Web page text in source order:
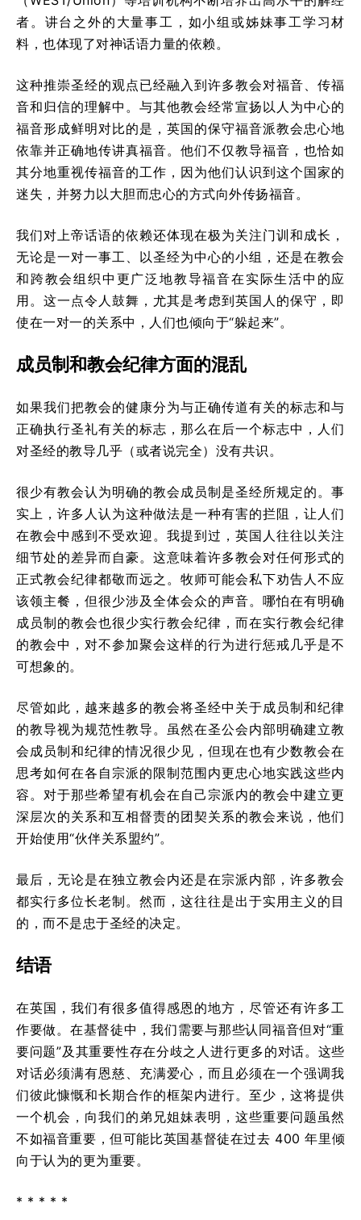
者。讲台之外的大量事工，如小组或姊妹事工学习材
料，也体现了对神话语力量的依赖。
这种推崇圣经的观点已经融入到许多教会对福音、传福
音和归信的理解中。与其他教会经常宣扬以人为中心的
福音形成鲜明对比的是，英国的保守福音派教会忠心地
依靠并正确地传讲真福音。他们不仅教导福音，也恰如
其分地重视传福音的工作，因为他们认识到这个国家的
迷失，并努力以大胆而忠心的方式向外传扬福音。
我们对上帝话语的依赖还体现在极为关注门训和成长，
无论是一对一事工、以圣经为中心的小组，还是在教会
和跨教会组织中更广泛地教导福音在实际生活中的应
用。这一点令人鼓舞，尤其是考虑到英国人的保守，即
使在一对一的关系中，人们也倾向于“躲起来”。
成员制和教会纪律方面的混乱
如果我们把教会的健康分为与正确传道有关的标志和与
正确执行圣礼有关的标志，那么在后一个标志中，人们
对圣经的教导几乎（或者说完全）没有共识。
很少有教会认为明确的教会成员制是圣经所规定的。事
实上，许多人认为这种做法是一种有害的拦阻，让人们
在教会中感到不受欢迎。我提到过，英国人往往以关注
细节处的差异而自豪。这意味着许多教会对任何形式的
正式教会纪律都敬而远之。牧师可能会私下劝告人不应
该领主餐，但很少涉及全体会众的声音。哪怕在有明确
成员制的教会也很少实行教会纪律，而在实行教会纪律
的教会中，对不参加聚会这样的行为进行惩戒几乎是不
可想象的。
尽管如此，越来越多的教会将圣经中关于成员制和纪律
的教导视为规范性教导。虽然在圣公会内部明确建立教
会成员制和纪律的情况很少见，但现在也有少数教会在
思考如何在各自宗派的限制范围内更忠心地实践这些内
容。对于那些希望有机会在自己宗派内的教会中建立更
深层次的关系和互相督责的团契关系的教会来说，他们
开始使用“伙伴关系盟约”。
最后，无论是在独立教会内还是在宗派内部，许多教会
都实行多位长老制。然而，这往往是出于实用主义的目
的，而不是忠于圣经的决定。
结语
在英国，我们有很多值得感恩的地方，尽管还有许多工
作要做。在基督徒中，我们需要与那些认同福音但对“重
要问题”及其重要性存在分歧之人进行更多的对话。这些
对话必须满有恩慈、充满爱心，而且必须在一个强调我
们彼此慷慨和长期合作的框架内进行。至少，这将提供
一个机会，向我们的弟兄姐妹表明，这些重要问题虽然
不如福音重要，但可能比英国基督徒在过去 400 年里倾
向于认为的更为重要。
* * * * *